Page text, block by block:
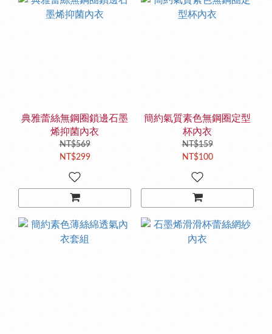
典雅蕾絲無鋼圈鎖邊石墨
烯抑菌內衣
NT$569
NT$299
簡約氣質素色無鋼圈定型
杯內衣
NT$159
NT$100